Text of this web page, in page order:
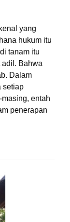
yang
hukum itu
tanam itu
Bahwa
Dalam
setiap
entah
penerapan